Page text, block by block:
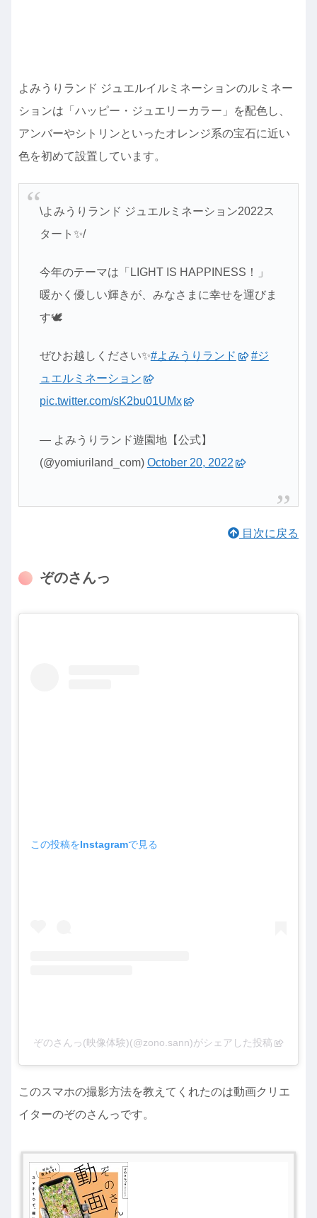
よみうりランド ジュエルイルミネーションのルミネー
ションは「ハッピー・ジュエリーカラー」を配色し、
アンバーやシトリンといったオレンジ系の宝石に近い
色を初めて設置しています。
\よみうりランド ジュエルミネーション2022ス
タート✨/
今年のテーマは「LIGHT IS HAPPINESS！」
暖かく優しい輝きが、みなさまに幸せを運びま
す🕊
ぜひお越しください✨#よみうりランド
#ジ
ュエルミネーション
pic.twitter.com/sK2bu01UMx
— よみうりランド遊園地【公式】
(@yomiuriland_com) October 20, 2022
目次に戻る
ぞのさんっ
この投稿をInstagramで見る
ぞのさんっ(映像体験)(@zono.sann)がシェアした投稿
このスマホの撮影方法を教えてくれたのは動画クリエ
イターのぞのさんっです。